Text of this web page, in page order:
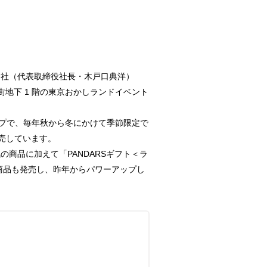
（代表取締役社長・木戸口典洋）
下 1 階の東京おかしランドイベント
で、毎年秋から冬にかけて季節限定で
ています。
商品に加えて「PANDARSギフト＜ラ
も発売し、昨年からパワーアップし